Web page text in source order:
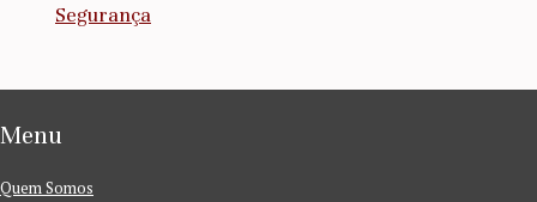
Segurança
Menu
Quem Somos